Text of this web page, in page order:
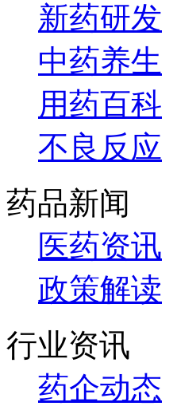
新药研发
中药养生
用药百科
不良反应
药品新闻
医药资讯
政策解读
行业资讯
药企动态